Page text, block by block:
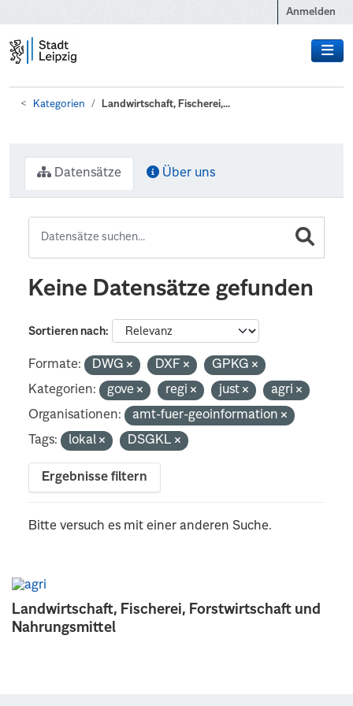
Anmelden
Kategorien Landwirtschaft, Fischerei,...
Landwirtschaft, Fischerei, Forstwirtschaft und
Nahrungsmittel
Datensätze Über uns
Keine Datensätze gefunden
Sortieren nach
Formate: DWG DXF
GPKG
Kategorien:
gove regi just
agri
Organisationen:
amt-fuer-geoinformation
Tags:
lokal DSGKL
Ergebnisse filtern
Bitte versuch es mit einer anderen Suche.